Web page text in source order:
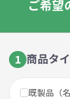
ご希望
1 商品タ
既製品（